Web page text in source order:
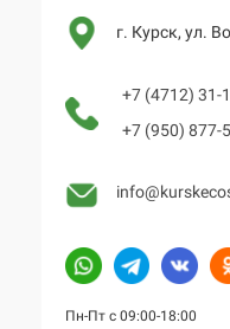
г. Курск, ул.
+7 (4712) 31-
+7 (950) 877-
Пн-Пт с 09:00-18:00